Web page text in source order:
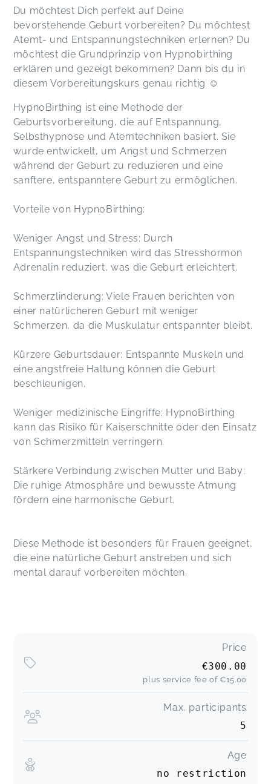
Du möchtest Dich perfekt auf Deine
bevorstehende Geburt vorbereiten? Du möchtest
Atemt- und Entspannungstechniken erlernen? Du
möchtest die Grundprinzip von Hypnobirthing
erklären und gezeigt bekommen? Dann bis du in
diesem Vorbereitungskurs genau richtig ☺️
HypnoBirthing ist eine Methode der
Geburtsvorbereitung, die auf Entspannung,
Selbsthypnose und Atemtechniken basiert. Sie
wurde entwickelt, um Angst und Schmerzen
während der Geburt zu reduzieren und eine
sanftere, entspanntere Geburt zu ermöglichen.
Vorteile von HypnoBirthing:
Weniger Angst und Stress: Durch
Entspannungstechniken wird das Stresshormon
Adrenalin reduziert, was die Geburt erleichtert.
Schmerzlinderung: Viele Frauen berichten von
einer natürlicheren Geburt mit weniger
Schmerzen, da die Muskulatur entspannter bleibt.
Kürzere Geburtsdauer: Entspannte Muskeln und
eine angstfreie Haltung können die Geburt
beschleunigen.
Weniger medizinische Eingriffe: HypnoBirthing
kann das Risiko für Kaiserschnitte oder den Einsatz
von Schmerzmitteln verringern.
Stärkere Verbindung zwischen Mutter und Baby:
Die ruhige Atmosphäre und bewusste Atmung
fördern eine harmonische Geburt.
Diese Methode ist besonders für Frauen geeignet,
die eine natürliche Geburt anstreben und sich
mental darauf vorbereiten möchten.
Price
€300.00
plus service fee of€15.00
Max. participants
5
Age
no restriction